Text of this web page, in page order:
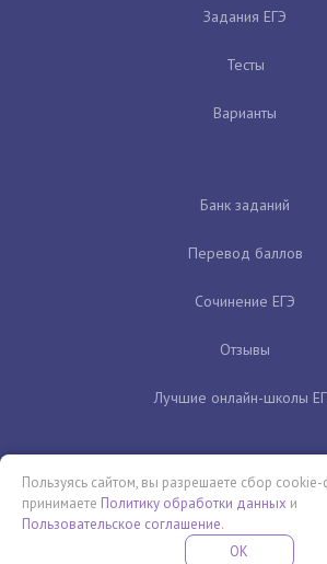
Задания ЕГЭ
Тесты
Варианты
Банк заданий
Перевод баллов
Сочинение ЕГЭ
Отзывы
Лучшие онлайн-школы
Бесплатная летняя школа
Пользуясь сайтом, вы разрешаете сбор
принимаете Политику обработки данных и
Пользовательское соглашение.
OK